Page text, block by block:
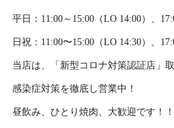
平日：11:00～15:00（LO 14:00）、
日祝：11:00〜15:00（LO 14:30）、
当店は、「新型コロナ対策認証店」取
感染症対策を徹底し営業中！
昼飲み、ひとり焼肉、大歓迎です！！